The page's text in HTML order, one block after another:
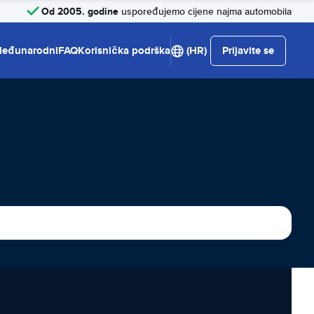
Od 2005. godine uspoređujemo cijene najma automobila
FAQKorisnička podrška (HR) Prijavite se